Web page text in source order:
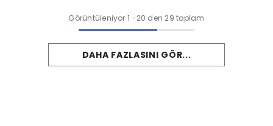
Görüntüleniyor 1 -20 den 29 toplam
DAHA FAZLASINI GÖR...